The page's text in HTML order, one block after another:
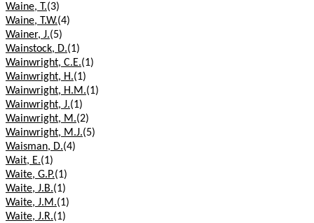
Waine, T.(3)
Waine, T.W.(4)
Wainer, J.(5)
Wainstock, D.(1)
Wainwright, C.E.(1)
Wainwright, H.(1)
Wainwright, H.M.(1)
Wainwright, J.(1)
Wainwright, M.(2)
Wainwright, M.J.(5)
Waisman, D.(4)
Wait, E.(1)
Waite, G.P.(1)
Waite, J.B.(1)
Waite, J.M.(1)
Waite, J.R.(1)